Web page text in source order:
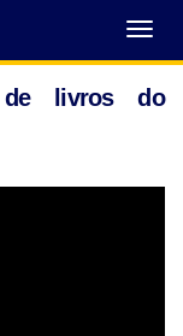
Abrir
Menu
de livros do